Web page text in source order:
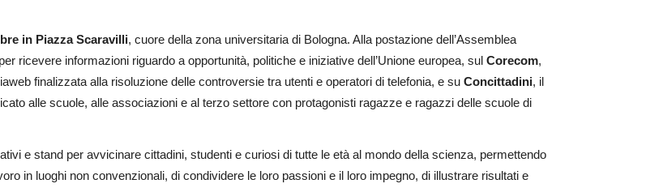
in Piazza Scaravilli, cuore della zona universitaria di Bologna. Alla postazione dell’Assemblea
ricevere informazioni riguardo a opportunità, politiche e iniziative dell’Unione europea, sul Corecom,
finalizzata alla risoluzione delle controversie tra utenti e operatori di telefonia, e su Concittadini, il
alle scuole, alle associazioni e al terzo settore con protagonisti ragazze e ragazzi delle scuole di
e stand per avvicinare cittadini, studenti e curiosi di tutte le età al mondo della scienza, permettendo
in luoghi non convenzionali, di condividere le loro passioni e il loro impegno, di illustrare risultati e